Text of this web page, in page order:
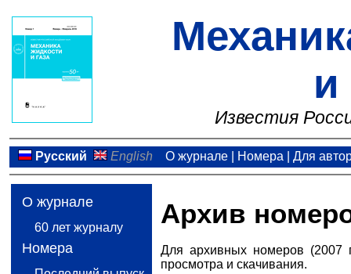
и
Известия
Русский English О журнале| Номера Для
О журнале
60 лет журналу
Номера
Архив
Для архивных номеров (2007
просмотра и скачивания.